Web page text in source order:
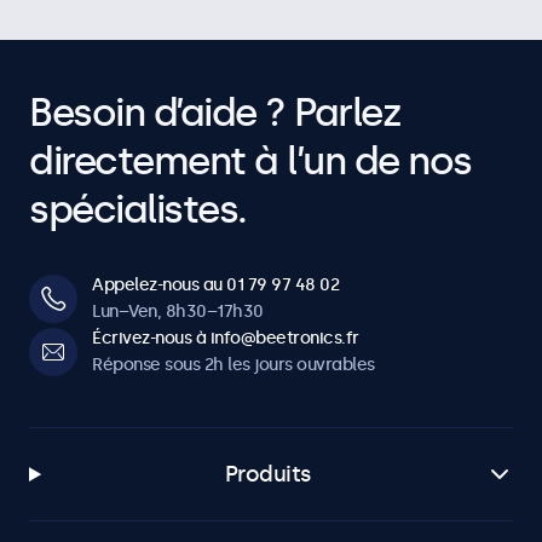
Besoin d’aide ? Parlez
directement à l’un de nos
spécialistes.
Appelez-nous au 01 79 97 48 02
Lun–Ven, 8h30–17h30
Écrivez-nous à info@beetronics.fr
Réponse sous 2h les jours ouvrables
Produits